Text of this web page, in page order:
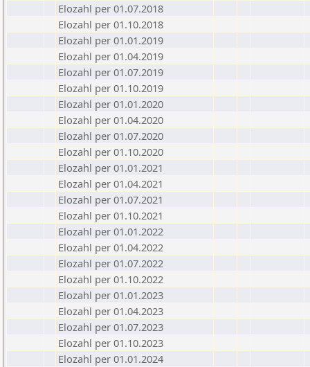
Elozahl per 01.07.2018
Elozahl per 01.10.2018
Elozahl per 01.01.2019
Elozahl per 01.04.2019
Elozahl per 01.07.2019
Elozahl per 01.10.2019
Elozahl per 01.01.2020
Elozahl per 01.04.2020
Elozahl per 01.07.2020
Elozahl per 01.10.2020
Elozahl per 01.01.2021
Elozahl per 01.04.2021
Elozahl per 01.07.2021
Elozahl per 01.10.2021
Elozahl per 01.01.2022
Elozahl per 01.04.2022
Elozahl per 01.07.2022
Elozahl per 01.10.2022
Elozahl per 01.01.2023
Elozahl per 01.04.2023
Elozahl per 01.07.2023
Elozahl per 01.10.2023
Elozahl per 01.01.2024